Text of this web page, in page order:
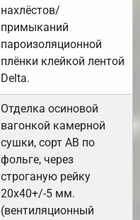
нахлёстов/
примыканий
пароизоляционной
плёнки клейкой лентой
Delta.
Отделка осиновой
вагонкой камерной
сушки, сорт АВ по
фольге, через
строганую рейку
20х40+/-5 мм.
(вентиляционный